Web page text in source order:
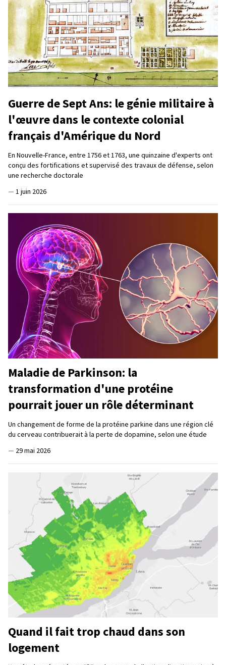
Guerre de Sept Ans: le génie militaire à
l'œuvre dans le contexte colonial
français d'Amérique du Nord
En Nouvelle-France, entre 1756 et 1763, une quinzaine d'experts ont
conçu des fortifications et supervisé des travaux de défense, selon
une recherche doctorale
— 1 juin 2026
Maladie de Parkinson: la
transformation d'une protéine
pourrait jouer un rôle déterminant
Un changement de forme de la protéine parkine dans une région clé
du cerveau contribuerait à la perte de dopamine, selon une étude
— 29 mai 2026
Quand il fait trop chaud dans son
logement